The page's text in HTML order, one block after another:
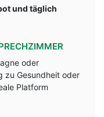
und täglich
oder
zu Gesundheit oder
Platform